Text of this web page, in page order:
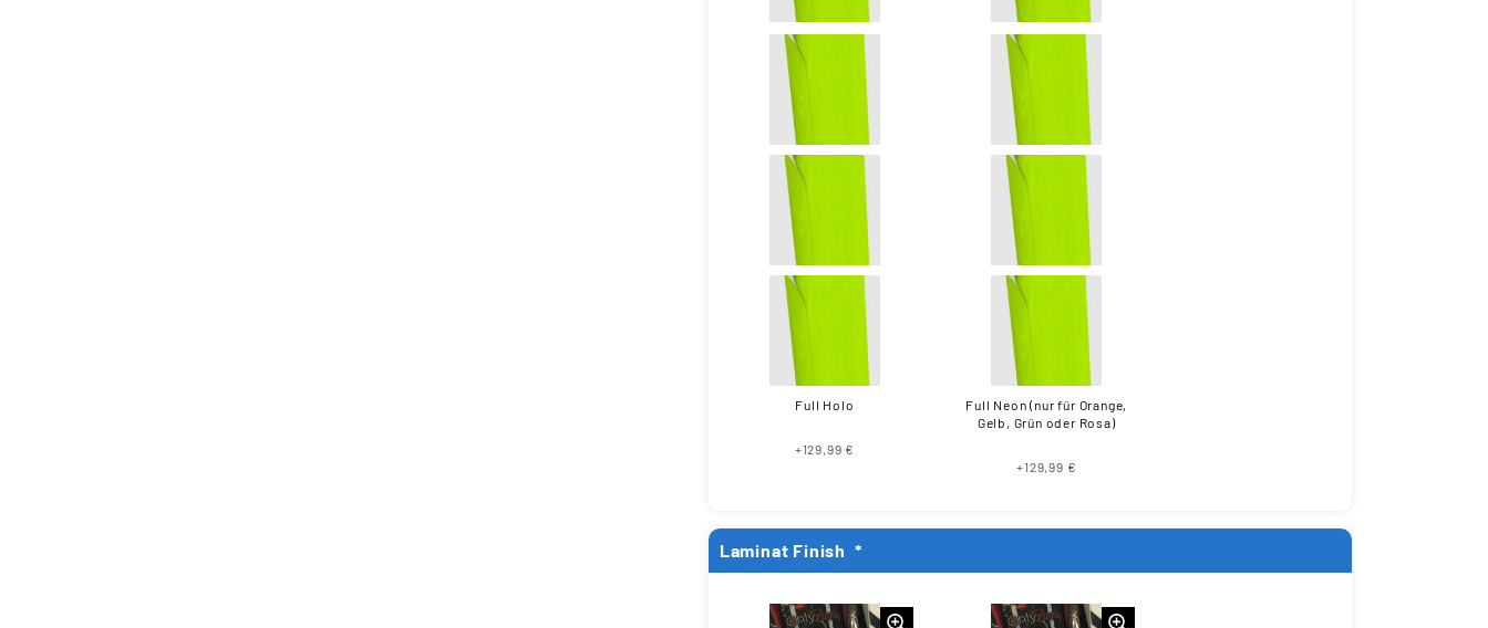
Full Holo
+129,99 €
Full Neon (nur für Orange,
Gelb, Grün oder Rosa)
+129,99 €
Laminat Finish *